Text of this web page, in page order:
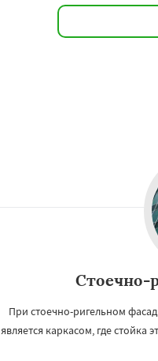
Стоечно-
При стоечно-ригельном
является каркасом, где